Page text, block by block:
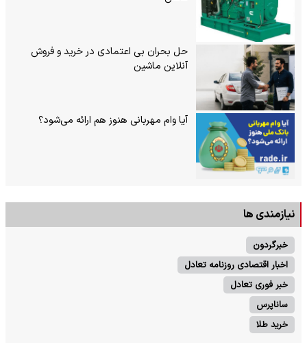
حل بحران بی‌ اعتمادی در خرید و فروش
آنلاین ماشین
آیا وام مهربانی هنوز هم ارائه می‌شود؟
نیازمندی ها
خبرگردون
اخبار اقتصادی روزنامه تعادل
خبر فوری تعادل
ساناپرس
خرید طلا